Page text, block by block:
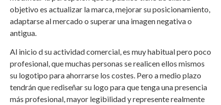
objetivo es actualizar la marca, mejorar su posicionamiento,
adaptarse al mercado o superar una imagen negativa o
antigua.
Al inicio d su actividad comercial, es muy habitual pero poco
profesional, que muchas personas se realicen ellos mismos
su logotipo para ahorrarse los costes. Pero a medio plazo
tendrán que rediseñar su logo para que tenga una presencia
más profesional, mayor legibilidad y represente realmente